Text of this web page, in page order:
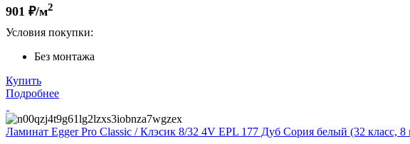
901 ₽/м2
Условия покупки:
Без монтажа
Купить
Подробнее
Ламинат Egger Pro Classic / Клэсик 8/32 4V EPL 177 Дуб Сория белый (32 класс,